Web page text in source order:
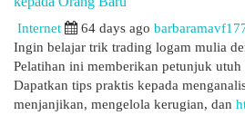
Internet
64 days ago
Ingin belajar trik trading logam mulia
Pelatihan ini memberikan petunjuk utuh
Dapatkan tips praktis kepada
menjanjikan, mengelola kerugian, dan